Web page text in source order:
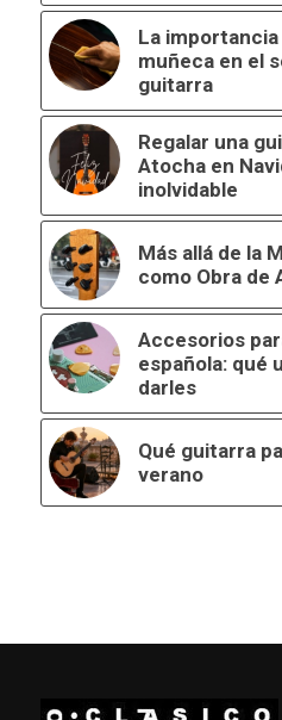
La
muñeca en el
guitarra
Regalar una
Atocha en
inolvidable
Más allá de la
como Obra de
Accesorios
española: qué
darles
Qué guitarra
verano